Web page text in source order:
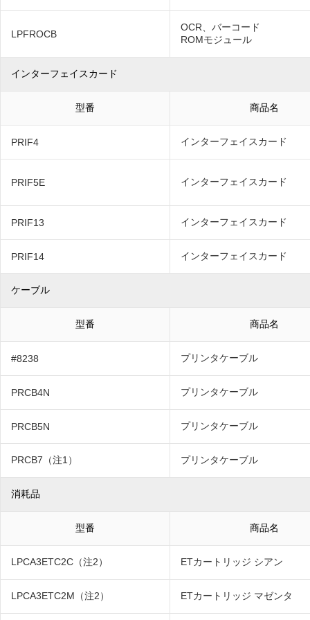
LPFROCB
OCR、バーコード
ROMモジュール
インターフェイスカード
型番 商品名
PRIF4 インターフェイスカード
PRIF5E インターフェイスカード
PRIF13 インターフェイスカード
PRIF14 インターフェイスカード
ケーブル
型番 商品名
#8238 プリンタケーブル
PRCB4N プリンタケーブル
PRCB5N プリンタケーブル
PRCB7（注1） プリンタケーブル
消耗品
型番 商品名
LPCA3ETC2C（注2） ETカートリッジ シアン
LPCA3ETC2M（注2） ETカートリッジ マゼンタ